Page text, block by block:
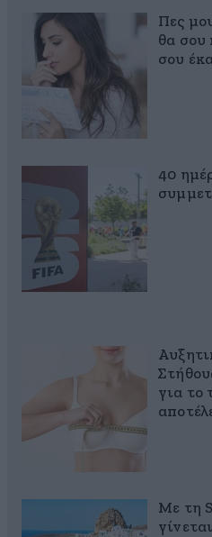
Πες
θα σου
σου
40
για το
Με τη